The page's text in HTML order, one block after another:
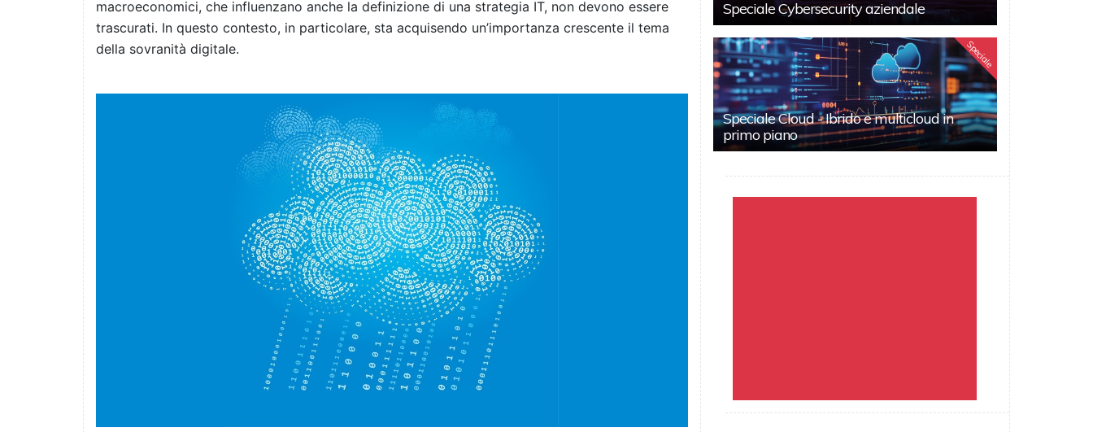
macroeconomici, che influenzano anche la definizione di una strategia IT, non devono essere
trascurati. In questo contesto, in particolare, sta acquisendo un’importanza crescente il tema
della sovranità digitale.
Speciale Cybersecurity aziendale
Speciale
Speciale Cloud - Ibrido e multicloud in
primo piano